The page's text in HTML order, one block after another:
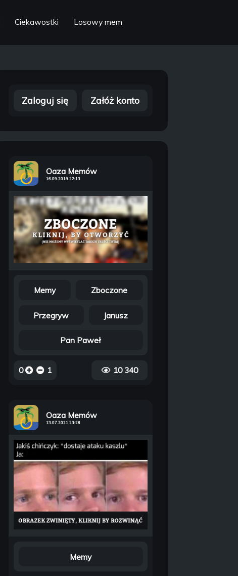
Ciekawostki Losowy mem
Zaloguj się Załóż konto
Oaza Memów
16.09.2019 22:13
Memy Zboczone
Przegryw Janusz
Pan Paweł
0 1 10 340
Oaza Memów
13.07.2021 23:28
Memy